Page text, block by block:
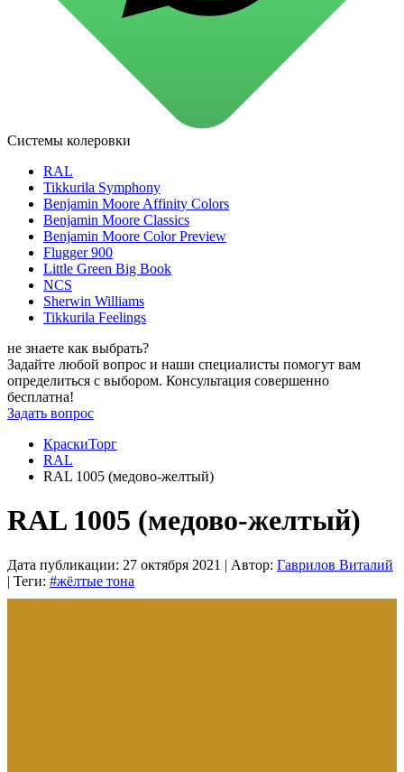
для стекол и зеркал
для ароматизации и нейтрализации запахов
для стирки и ухода за тканями
для ковров и текстильных изделий
специализированные чистящие средства
универсальные чистящие средства
дезинфицирующие средства
Автохимия и автокосметика
полироли для пластика
очистители салона
очистители двигателя
очистители тормозов
Материалы для зимних работ
краски для штукатурки
грунтовки
пропитки для древесины
пены и клеи
Новинки
Системы колеровки
RAL
Tikkurila Symphony
Benjamin Moore Affinity Colors
Benjamin Moore Classics
Benjamin Moore Color Preview
Flugger 900
Little Green Big Book
NCS
Sherwin Williams
Tikkurila Feelings
не знаете как выбрать?
Задайте любой вопрос и наши специалисты помогут вам
определиться с выбором. Консультация совершенно
бесплатна!
Задать вопрос
КраскиТорг
RAL
RAL 1005 (медово-желтый)
RAL 1005 (медово-желтый)
Дата публикации: 27 октября 2021 | Автор: Гаврилов Виталий
| Теги: #жёлтые тона